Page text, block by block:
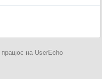
працює на UserEcho